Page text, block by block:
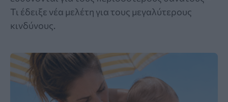
Τι έδειξε νέα μελέτη για τους μεγαλύτερους
κινδύνους.